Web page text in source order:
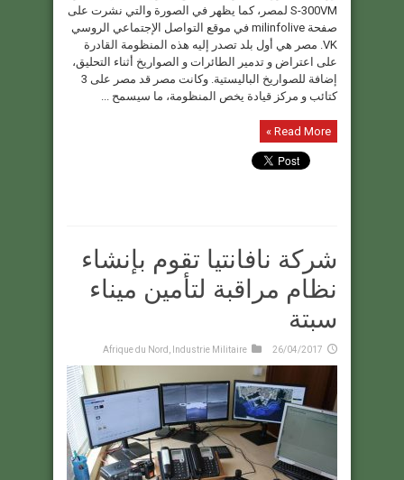
S-300VM لمصر، كما يظهر في الصورة والتي نشرت على
صفحة milinfolive في موقع التواصل الإجتماعي الروسي
VK. مصر هي أول بلد تصدر إليه هذه المنظومة القادرة
على اعتراض و تدمير الطائرات و الصواريخ أثناء التحليق،
إضافة للصواريخ الباليستية. وكانت مصر قد مصر على 3
كتائب و مركز قيادة يخص المنظومة، ما سيسمح ...
Read More »
شركة نافانتيا تقوم بإنشاء
نظام مراقبة لتأمين ميناء
سبتة
26/04/2017
Afrique du Nord Industrie Militaire